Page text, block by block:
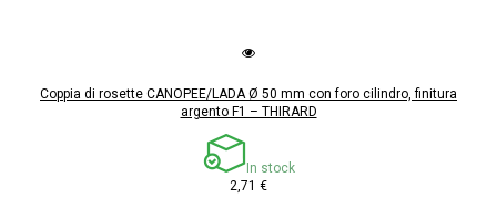
Coppia di rosette CANOPEE/LADA Ø 50 mm con foro cilindro, finitura
argento F1 – THIRARD
In stock
2,71 €